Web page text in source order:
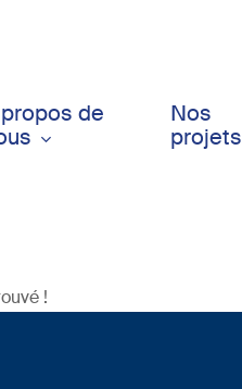
de
Nos
projets
!